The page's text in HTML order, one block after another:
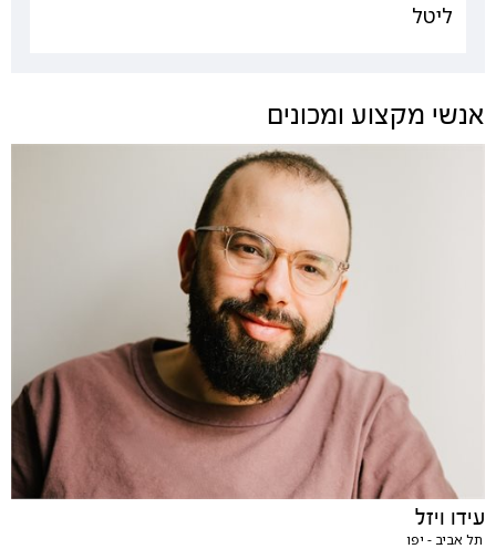
ליטל
אנשי מקצוע ומכונים
עידו ויזל
תל אביב - יפו